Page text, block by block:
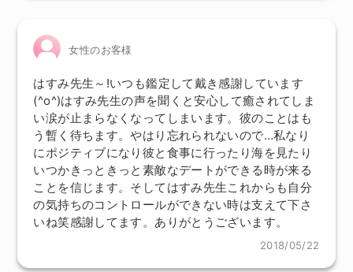
女性のお客様
はすみ先生～!いつも鑑定して戴き感謝しています
(^o^)はすみ先生の声を聞くと安心して癒されてしま
い涙が止まらなくなってしまいます。彼のことはも
う暫く待ちます。やはり忘れられないので…私なり
にポジティブになり彼と食事に行ったり海を見たり
いつかきっときっと素敵なデートができる時が来る
ことを信じます。そしてはすみ先生これからも自分
の気持ちのコントロールができない時は支えて下さ
いね笑感謝してます。ありがとうございます。
2018/05/22